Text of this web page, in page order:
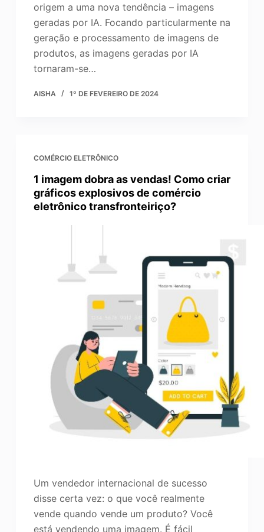
origem a uma nova tendência – imagens
geradas por IA. Focando particularmente na
geração e processamento de imagens de
produtos, as imagens geradas por IA
tornaram-se…
AISHA 1º DE FEVEREIRO DE 2024
COMÉRCIO ELETRÔNICO
1 imagem dobra as vendas! Como criar
gráficos explosivos de comércio
eletrônico transfronteiriço?
Um vendedor internacional de sucesso
disse certa vez: o que você realmente
vende quando vende um produto? Você
está vendendo uma imagem. É fácil